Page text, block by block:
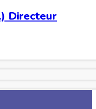
Directeur